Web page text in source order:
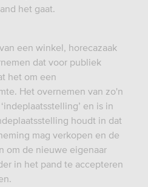
het gaat.
een winkel, horecazaak
dat voor publiek
het om een
Het overnemen van zo'n
en is in
houdt in dat
mag verkopen en de
om de nieuwe eigenaar
in het pand te accepteren